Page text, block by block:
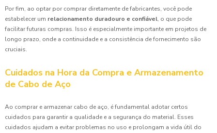
Por fim, ao optar por comprar diretamente de fabricantes, você pode
estabelecer um relacionamento duradouro e confiável, o que pode
facilitar futuras compras. Isso é especialmente importante em projetos de
longo prazo, onde a continuidade e a consistência de fornecimento são
cruciais.
Cuidados na Hora da Compra e Armazenamento
de Cabo de Aço
Ao comprar e armazenar cabo de aço, é fundamental adotar certos
cuidados para garantir a qualidade e a segurança do material. Esses
cuidados ajudam a evitar problemas no uso e prolongam a vida útil do